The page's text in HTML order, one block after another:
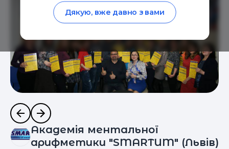
Академія ментальної
арифметики "SMARTUM" (Львів)
Дякую, вже давно з вами